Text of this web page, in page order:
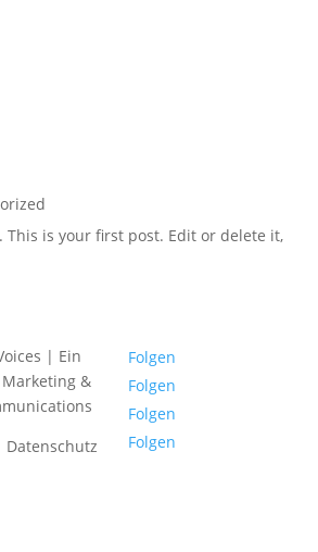
This is your first post. Edit or delete it,
| Ein
&
Datenschutz
Folgen
Folgen
Folgen
Folgen